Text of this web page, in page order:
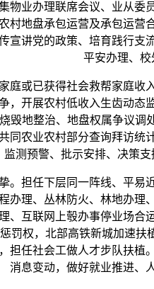
物业办理联席会议、业从
村地盘承包运营及承包运
宣讲党的政策、培育践行
平安办理、校
已获得社会救帮家庭收
，开展农村低收入生齿动
毁地整治、地盘权属争议
同农业农村部分查询拜访
测预警、批示安排、决策
担任下层同一阵线、平易
办理、丛林防火、林地办
、互联网上彀办事停业场
罚权，北部高铁新城加速
担任社会工做人才步队扶
消息变动，做好就业推进、